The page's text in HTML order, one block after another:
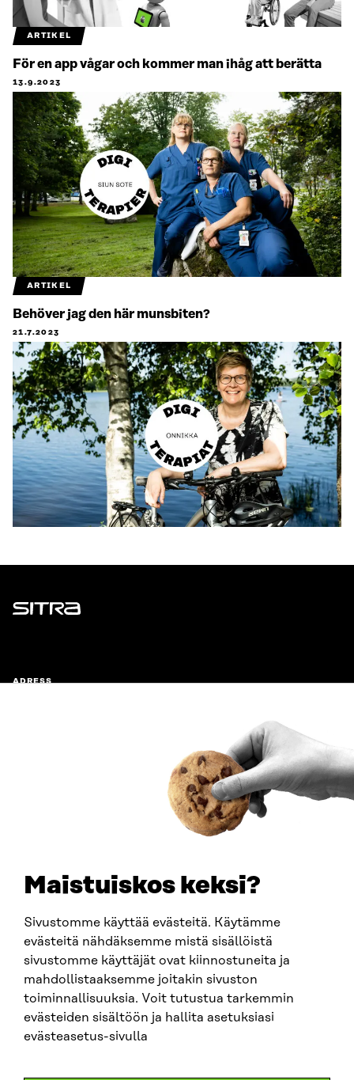
Maistuiskos keksi?
Sivustomme käyttää evästeitä. Käytämme
evästeitä nähdäksemme mistä sisällöistä
sivustomme käyttäjät ovat kiinnostuneita ja
mahdollistaaksemme joitakin sivuston
toiminnallisuuksia. Voit tutustua tarkemmin
evästeiden sisältöön ja hallita asetuksiasi
evästeasetus-sivulla
ARTIKEL
För en app vågar och kommer man ihåg att berätta
13.9.2023
ARTIKEL
Behöver jag den här munsbiten?
21.7.2023
Sitra
ADRESS
fornamn.efternamn@sitra.fi
SITRA PÅ SOCIALA MEDIER
LinkedIn
Instagram
YouTube